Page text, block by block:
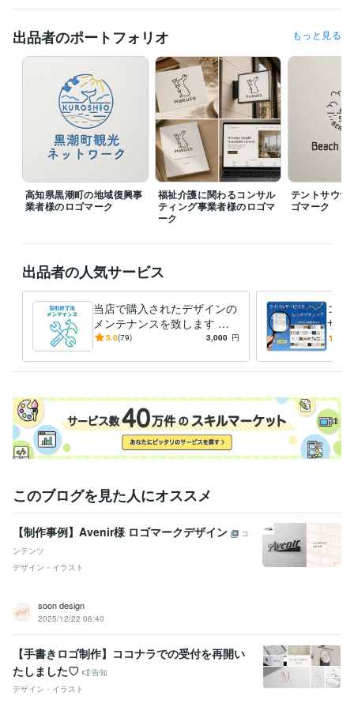
Excel:20年Google スプレッドシート:15年Google スライド:15年
Adobe Photoshop:20年Adobe Illustrator:20年
デザイン制作 ロゴ制作
ヘアサロン クリニック カフェ レストラン ヨガスタジオ
amazon 病院
語学力
日常会話レベル
出品者のポートフォリオ もっと見る
高知県黒潮町の地域復興事
業者様のロゴマーク
福祉介護に関わるコンサル
ティング事業者様のロゴマ
ーク
テントサウナ
ゴマーク
出品者の人気サービス
当店で購入されたデザインの
メンテナンスを致します ロ
ゴマーク修正や名刺の名前差
5.0(79) 3,000 円
ココ
サー
グ順
このブログを見た人にオススメ
【制作事例】Avenir様 ロゴマークデザイン
コ
ンテンツ
デザイン・イラスト
soon design
2025/12/22 06:40
【手書きロゴ制作】ココナラでの受付を再開い
たしました♡
告知
デザイン・イラスト